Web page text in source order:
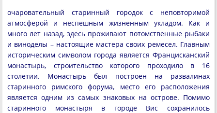
очаровательный старинный городок с неповторимой
атмосферой и неспешным жизненным укладом. Как и
много лет назад, здесь проживают потомственные рыбаки
и виноделы – настоящие мастера своих ремесел. Главным
историческим символом города является Францисканский
монастырь, строительство которого проходило в 16
столетии. Монастырь был построен на развалинах
старинного римского форума, место его расположения
является одним из самых знаковых на острове. Помимо
старинного монастыря в городе Вис сохранилось